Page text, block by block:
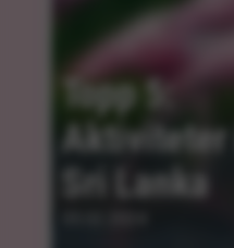
Topp 5:
Aktiviteter i
Sri Lanka